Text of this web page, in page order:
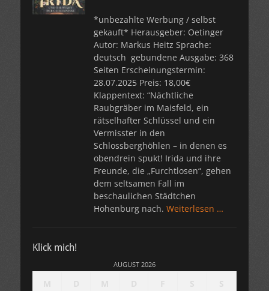
*unbezahlte Werbung / selbst
gekauft* Herausgeber: Oetinger
Autor: Markus Heitz Sprache:
deutsch gebundene Ausgabe: 368
Seiten Erscheinungstermin:
28.07.2025 Preis: 18,00€
Klappentext: “Nächtliche
Raubgräber im Maisfeld, ein
rätselhafter Schlüssel und ein
Vermisster in den
Schlossberghöhlen – in denen es
obendrein spukt! Irida und ihre
Freunde, die „Furchtlosen“, gehen
dem seltsamen Fall im
beschaulichen Städtchen
Hohenburg nach. Weiterlesen …
Klick mich!
AUGUST 2026